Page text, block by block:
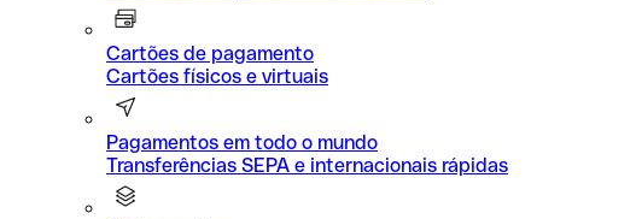
Cartões de pagamento
Cartões físicos e virtuais
Pagamentos em todo o mundo
Transferências SEPA e internacionais rápidas